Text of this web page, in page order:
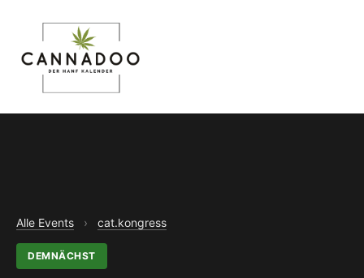
Alle Events › cat.kongress
DEMNÄCHST